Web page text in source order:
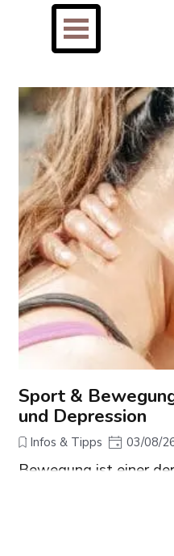
Direkt zum Seiteninhalt
Menü
Sport &
und Depression
Infos & Tipps 03/08/
Bewegung ist einer